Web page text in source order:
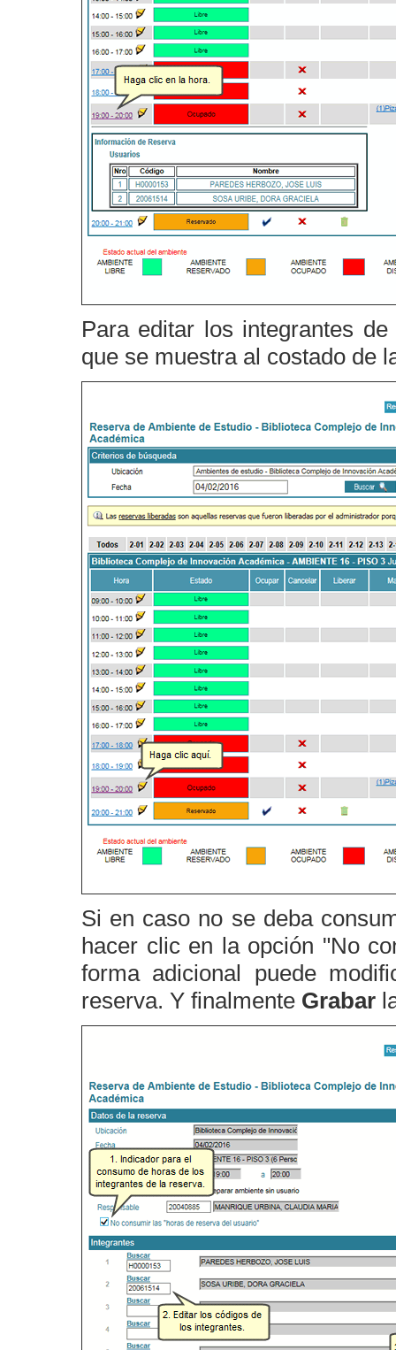
Para editar los integrantes
que se muestra al costado de
Si en caso no se deba
hacer clic en la opción "No
forma adicional puede
reserva. Y finalmente Grabar